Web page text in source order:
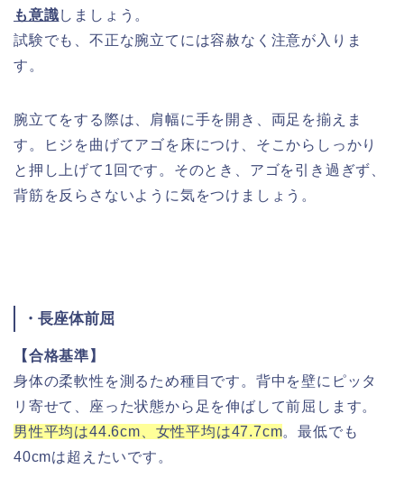
も意識しましょう。
試験でも、不正な腕立てには容赦なく注意が入りま
す。
腕立てをする際は、肩幅に手を開き、両足を揃えま
す。ヒジを曲げてアゴを床につけ、そこからしっかり
と押し上げて1回です。そのとき、アゴを引き過ぎず、
背筋を反らさないように気をつけましょう。
・長座体前屈
【合格基準】
身体の柔軟性を測るため種目です。背中を壁にピッタ
リ寄せて、座った状態から足を伸ばして前屈します。
男性平均は44.6cm、女性平均は47.7cm。最低でも
40cmは超えたいです。